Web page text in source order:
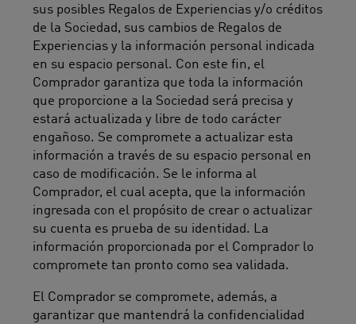
sus posibles Regalos de Experiencias y/o créditos
de la Sociedad, sus cambios de Regalos de
Experiencias y la información personal indicada
en su espacio personal. Con este fin, el
Comprador garantiza que toda la información
que proporcione a la Sociedad será precisa y
estará actualizada y libre de todo carácter
engañoso. Se compromete a actualizar esta
información a través de su espacio personal en
caso de modificación. Se le informa al
Comprador, el cual acepta, que la información
ingresada con el propósito de crear o actualizar
su cuenta es prueba de su identidad. La
información proporcionada por el Comprador lo
compromete tan pronto como sea validada.
El Comprador se compromete, además, a
garantizar que mantendrá la confidencialidad